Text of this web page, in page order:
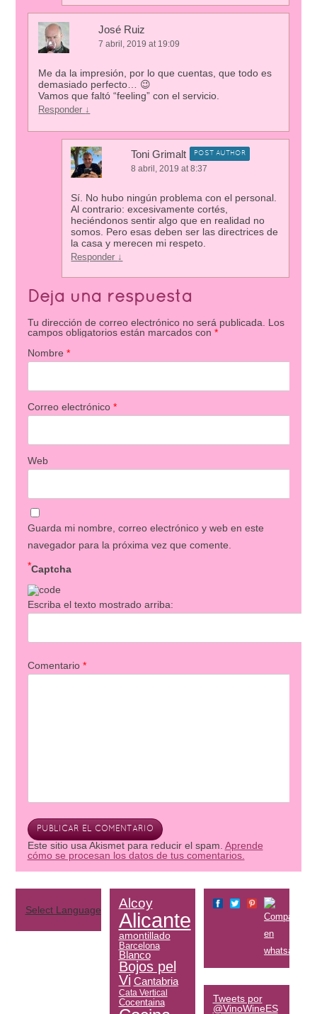
José Ruiz
7 abril, 2019 at 19:09
Me da la impresión, por lo que cuentas, que todo es
demasiado perfecto… 😉
Vamos que faltó “feeling” con el servicio.
Responder ↓
Toni Grimalt POST AUTHOR
8 abril, 2019 at 8:37
Sí. No hubo ningún problema con el personal.
Al contrario: excesivamente cortés,
heciéndonos sentir algo que en realidad no
somos. Pero esas deben ser las directrices de
la casa y merecen mi respeto.
Responder ↓
Deja una respuesta
Tu dirección de correo electrónico no será publicada.
Los
campos obligatorios están marcados con *
Nombre *
Correo electrónico *
Web
Guarda mi nombre, correo electrónico y web en este
navegador para la próxima vez que comente.
Captcha
*
Escriba el texto mostrado arriba:
Comentario *
Este sitio usa Akismet para reducir el spam. Aprende
cómo se procesan los datos de tus comentarios.
Select Language Alcoy
Alicante
amontillado
Barcelona
Blanco
Bojos pel
Vi Cantabria
Cata Vertical
Cocentaina
Tweets por
@VinoWineES